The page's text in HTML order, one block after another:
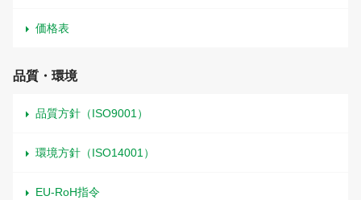
価格表
品質・環境
品質方針（ISO9001）
環境方針（ISO14001）
EU-RoH指令